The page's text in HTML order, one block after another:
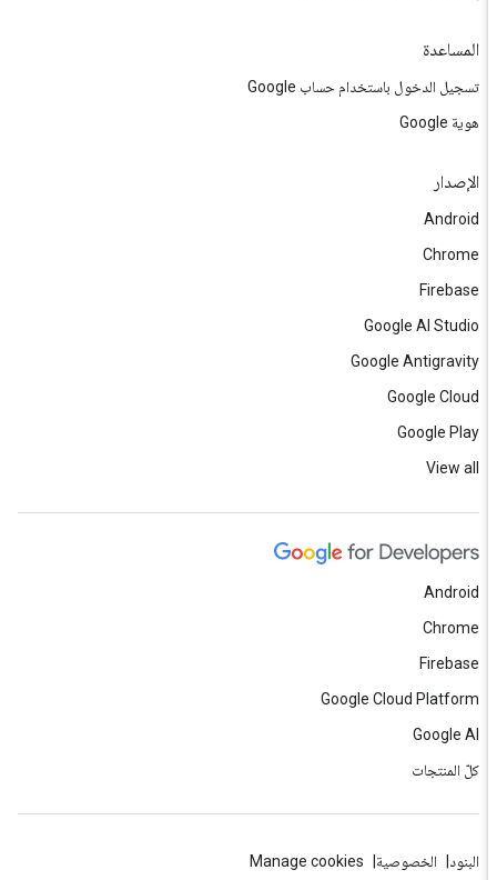
المساعدة
تسجيل الدخول باستخدام حساب Google
هوية Google
الإصدار
Android
Chrome
Firebase
Google AI Studio
Google Antigravity
Google Cloud
Google Play
View all
Android
Chrome
Firebase
Google Cloud Platform
Google AI
كلّ المنتجات
البنود الخصوصية Manage cookies